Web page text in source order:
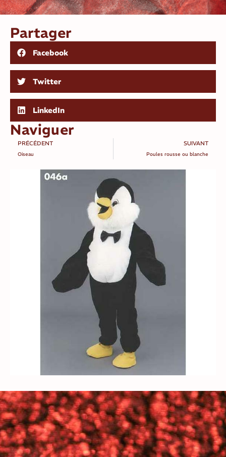
Partager
Facebook
Twitter
LinkedIn
Naviguer
PRÉCÉDENT
Oiseau
SUIVANT
Poules rousse ou blanche